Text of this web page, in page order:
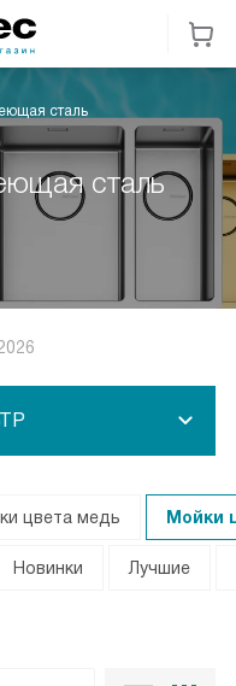
сталь
сталь
цвета медь Мойки
Новинки Лучшие